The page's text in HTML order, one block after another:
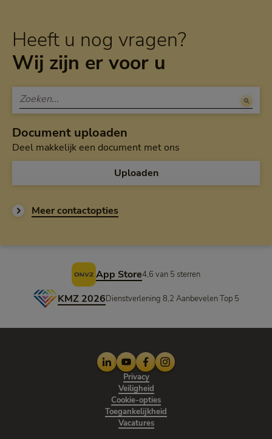
Heeft u nog vragen?
Wij zijn er voor u
Document uploaden
Deel makkelijk een document met ons
Uploaden
Meer contactopties
App Store4,6 van 5 sterren
KMZ 2026Dienstverlening 8,2 Aanbevelen Top 5
LinkedIn
YoutubeFacebook
Instagram
Privacy
Veiligheid
Cookie-opties
Toegankelijkheid
Vacatures